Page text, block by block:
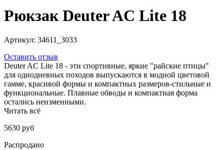
Рюкзак Deuter AC Lite 18
Артикул: 34611_3033
Оставить отзыв
Deuter AC Lite 18 - эти спортивные, яркие "райские птицы"
для однодневных походов выпускаются в модной цветовой
гамме, красивой формы и компактных размеров-стильные и
функциональные. Плавные обводы и компактная форма
остались неизменными.
Читать всё
5630 руб
Распродано